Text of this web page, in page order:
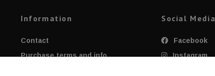
Information
Contact
Purchase terms and info
Social Media
Facebook
Instagram